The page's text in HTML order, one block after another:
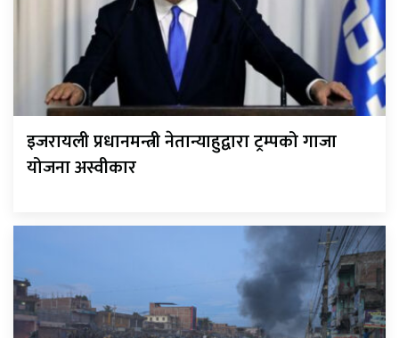
इजरायली प्रधानमन्त्री नेतान्याहुद्वारा ट्रम्पको गाजा
योजना अस्वीकार